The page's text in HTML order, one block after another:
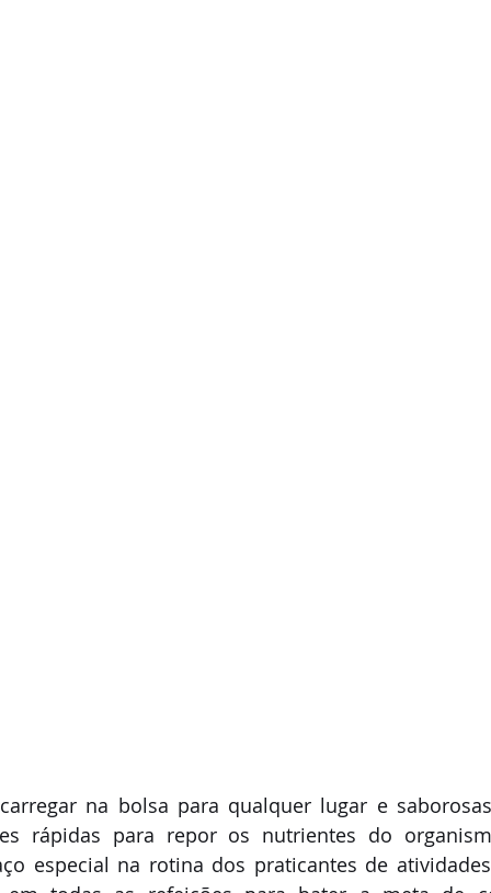
na bolsa para qualquer lugar e
rápidas para repor os nutrientes do
especial na rotina dos praticantes de